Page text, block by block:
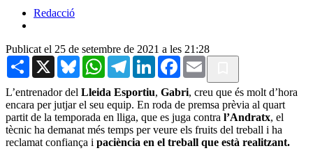
Redacció
Publicat el 25 de setembre de 2021 a les 21:28
Share X BlueskyWhatsAppTelegramLinkedInFacebook
Email
L’entrenador del Lleida Esportiu, Gabri, creu que és molt d’hora
encara per jutjar el seu equip. En roda de premsa prèvia al quart
partit de la temporada en lliga, que es juga contra l’Andratx, el
tècnic ha demanat més temps per veure els fruits del treball i ha
reclamat confiança i paciència en el treball que està realitzant.